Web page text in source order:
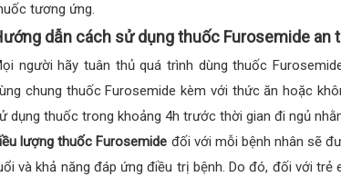
tương ứng.
dẫn cách sử dụng thuốc Furosemide an
người hãy tuân thủ quá trình dùng thuốc
chung thuốc Furosemide kèm với thức ăn hoặc
dụng thuốc trong khoảng 4h trước thời gian đi ngủ
lượng thuốc Furosemide đối với mỗi bệnh nhân sẽ
và khả năng đáp ứng điều trị bệnh. Do đó, đối với